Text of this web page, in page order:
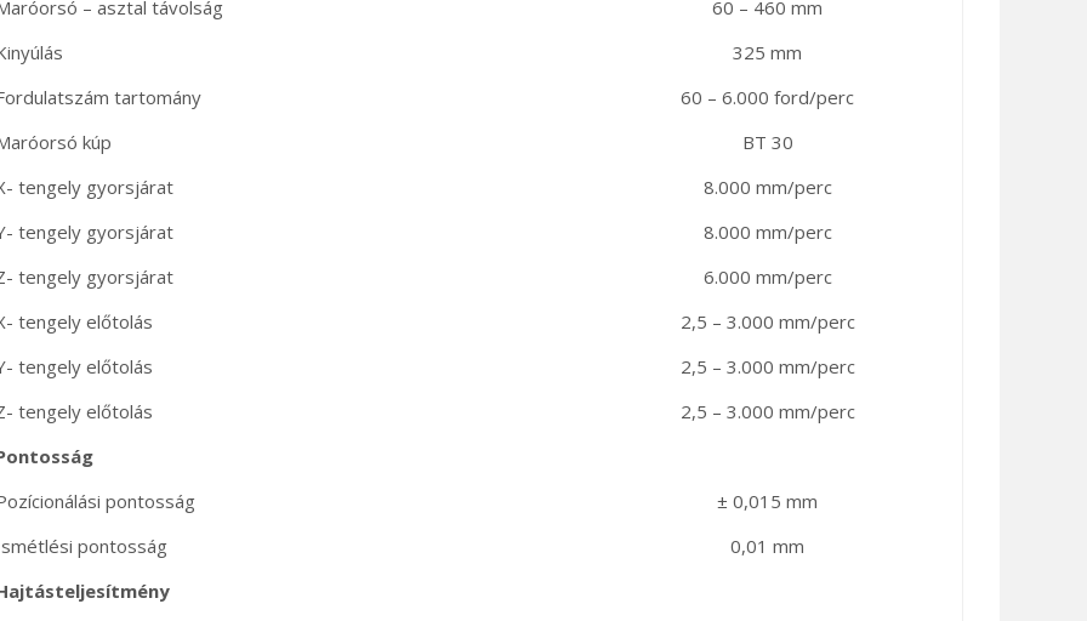
– asztal távolság
60 – 460 mm
325 mm
tartomány
60 – 6.000 ford/perc
kúp
BT 30
tengely gyorsjárat
8.000 mm/perc
tengely gyorsjárat
8.000 mm/perc
tengely gyorsjárat
6.000 mm/perc
tengely előtolás
2,5 – 3.000 mm/perc
tengely előtolás
2,5 – 3.000 mm/perc
tengely előtolás
2,5 – 3.000 mm/perc
pontosság
± 0,015 mm
pontosság
0,01 mm